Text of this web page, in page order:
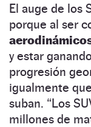
El auge de los
porque al ser
y estar
progresión
igualmente
suban. “Los
millones de